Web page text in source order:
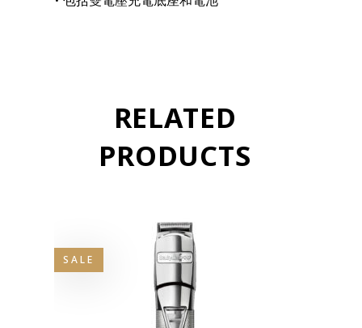
RELATED
PRODUCTS
SALE